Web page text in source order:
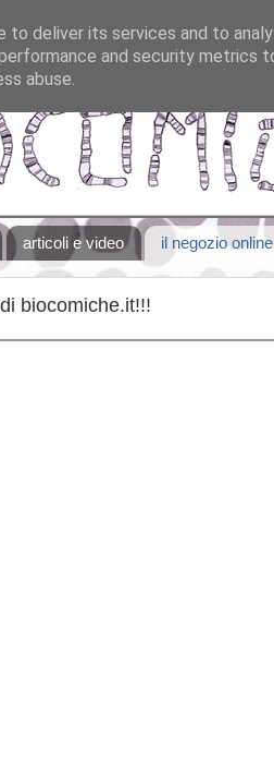
articoli e video il negozio
biocomiche.it!!!
to deliver its services and to
and security metrics
abuse.